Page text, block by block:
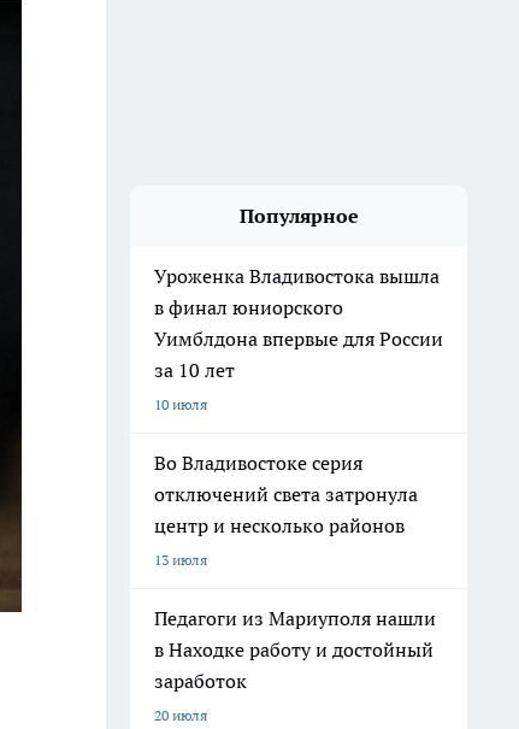
Популярное
Уроженка Владивостока вышла
в финал юниорского
Уимблдона впервые для России
за 10 лет
10 июля
Во Владивостоке серия
отключений света затронула
центр и несколько районов
13 июля
Педагоги из Мариуполя нашли
в Находке работу и достойный
заработок
20 июля